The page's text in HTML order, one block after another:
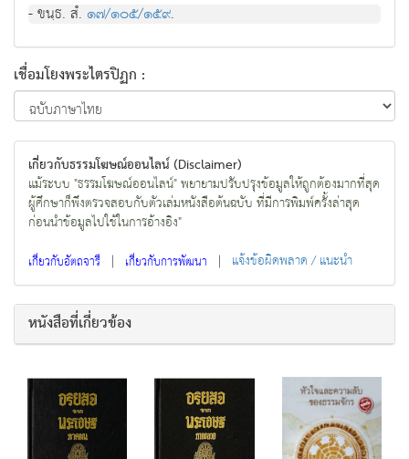
- ขนฺธ. สํ. ๑๗/๑๐๕/๑๕๙.
เชื่อมโยงพระไตรปิฏก :
เกี่ยวกับธรรมโฆษณ์ออนไลน์ (Disclaimer)
แม้ระบบ "ธรรมโฆษณ์ออนไลน์" พยายามปรับปรุงข้อมูลให้ถูกต้องมากที่สุด
ผู้ศึกษาก็พึงตรวจสอบกับตัวเล่มหนังสือต้นฉบับ ที่มีการพิมพ์ครั้งล่าสุด
ก่อนนำข้อมูลไปใช้ในการอ้างอิง"
เกี่ยวกับอัตถจารี | เกี่ยวกับการพัฒนา | แจ้งข้อผิดพลาด / แนะนำ
หนังสือที่เกี่ยวข้อง